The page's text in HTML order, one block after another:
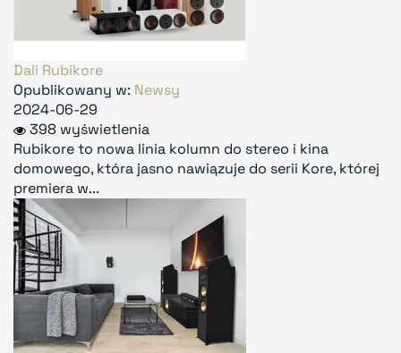
Dali Rubikore
Opublikowany w: Newsy
2024-06-29
398 wyświetlenia
Rubikore to nowa linia kolumn do stereo i kina
domowego, która jasno nawiązuje do serii Kore, której
premiera w...